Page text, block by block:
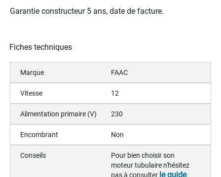
Garantie constructeur 5 ans, date de facture.
Fiches techniques
Marque FAAC
Vitesse 12
Alimentation primaire (V) 230
Encombrant Non
Conseils
Pour bien choisir son
moteur tubulaire n'hésitez
pas à consulter le guide